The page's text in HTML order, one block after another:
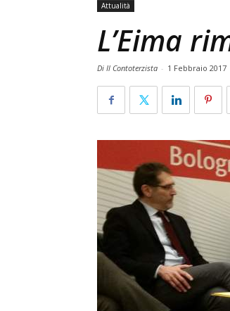
Attualità
L’Eima
Di Il Contoterzista - 1 Febbraio 2017